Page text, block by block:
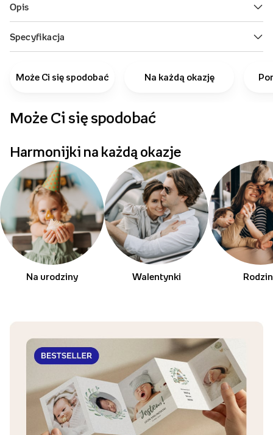
Może Ci się spodobać Na każdą okazję
Może Ci się spodobać
Harmonijki na każdą okazje
Na urodziny Walentynki